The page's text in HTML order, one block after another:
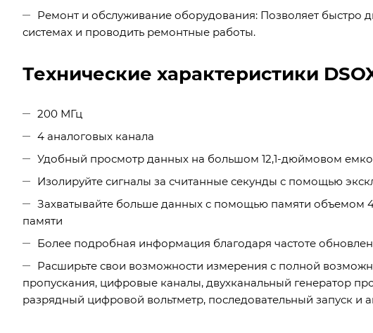
Ремонт и обслуживание оборудования: Позволяет быстро
системах и проводить ремонтные работы.
Технические характеристики
200 МГц
4 аналоговых канала
Удобный просмотр данных на большом 12,1-дюймовом
Изолируйте сигналы за считанные секунды с помощью
Захватывайте больше данных с помощью памяти объемом
памяти
Более подробная информация благодаря частоте
Расширьте свои возможности измерения с полной
пропускания, цифровые каналы, двухканальный генератор
разрядный цифровой вольтметр, последовательный запуск и